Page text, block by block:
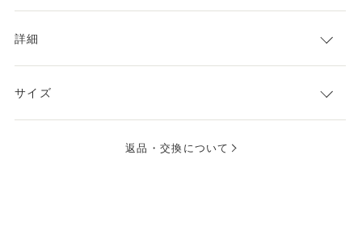
詳細
サイズ
返品・交換について